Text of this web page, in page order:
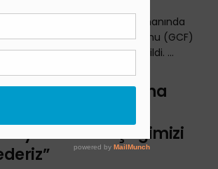
ile beraber iklim finansmanında
haline gelen Yeşil İklim Fonu (GCF)
Kurulu toplantısı gerçekleştirildi. ...
Dışişleri Bakanına
İklim ve Enerji
Rekabetçiliğimizi